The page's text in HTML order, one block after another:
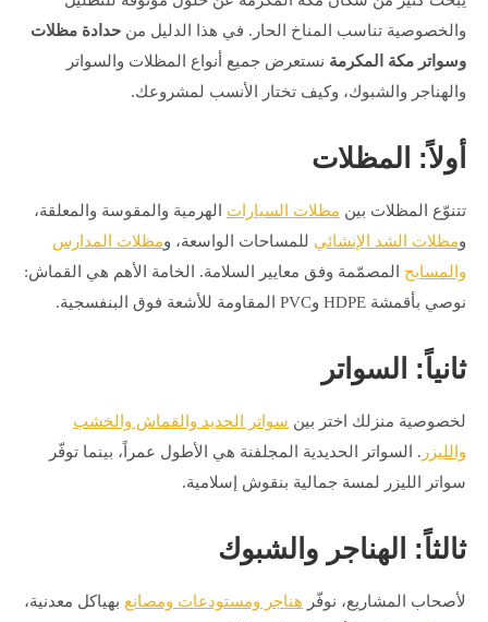
والخصوصية تناسب المناخ الحار. في هذا الدليل من حدادة مظلات
وسواتر مكة المكرمة نستعرض جميع أنواع المظلات والسواتر
والهناجر والشبوك، وكيف تختار الأنسب لمشروعك.
أولاً: المظلات
تتنوّع المظلات بين مظلات السيارات الهرمية والمقوسة والمعلقة،
ومظلات الشد الإنشائي للمساحات الواسعة، ومظلات المدارس
والمسابح المصمّمة وفق معايير السلامة. الخامة الأهم هي القماش:
نوصي بأقمشة HDPE وPVC المقاومة للأشعة فوق البنفسجية.
ثانياً: السواتر
لخصوصية منزلك اختر بين سواتر الحديد والقماش والخشب
والليزر . السواتر الحديدية المجلفنة هي الأطول عمراً، بينما توفّر
سواتر الليزر لمسة جمالية بنقوش إسلامية.
ثالثاً: الهناجر والشبوك
لأصحاب المشاريع، نوفّر هناجر ومستودعات ومصانع بهياكل معدنية،